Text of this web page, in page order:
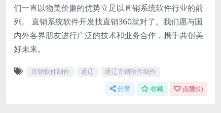
们一直以物美价廉的优势立足以直销系统软件行业的前
列。 直销系统软件开发找直销360就对了。我们愿与国
内外各界朋友进行广泛的技术和业务合作，携手共创美
好未来。
直销软件制作 通辽 通辽直销软件制作
分享 收藏 点赞(0)